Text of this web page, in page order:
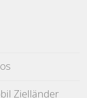
Zielländer